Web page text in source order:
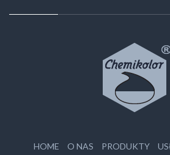
HOME O NAS PRODUKTY